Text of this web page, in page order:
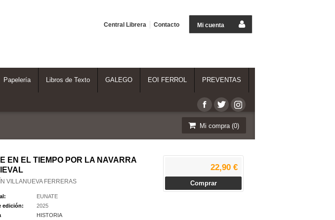
Mi cuenta
Central Librera Contacto
Papelería Libros de Texto GALEGO EOI FERROL PREVENTAS
Mi compra (0)
EN EL TIEMPO POR LA NAVARRA
VILLANUEVA FERRERAS
EUNATE
edición:
2025
HISTORIA
22,90 €
Comprar